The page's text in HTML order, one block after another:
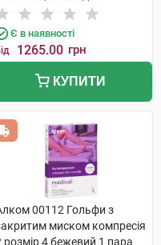
Є в наявності
1265.00 грн
КУПИТИ
00112 Гольфи з
миском компресія
розмір 4 бежевий 1 пара